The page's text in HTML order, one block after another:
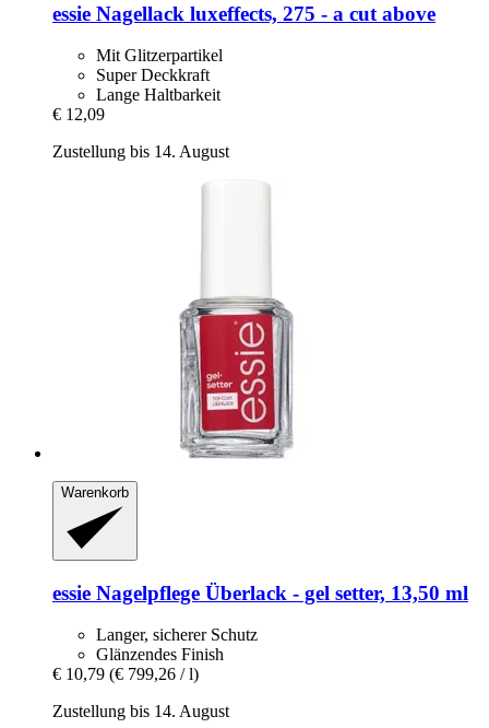
essie Nagellack luxeffects, 275 -​ a cut above
Mit Glitzerpartikel
Super Deckkraft
Lange Haltbarkeit
€ 12,09
Zustellung bis 14. August
Warenkorb
essie Nagelpflege Überlack -​ gel setter, 13,50 ml
Langer, sicherer Schutz
Glänzendes Finish
€ 10,79 (€ 799,26 / l)
Zustellung bis 14. August